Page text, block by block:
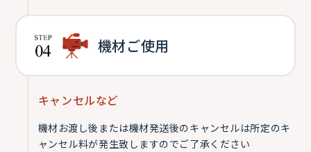
機材ご使用
キャンセルなど
機材お渡し後または機材発送後のキャンセルは所定のキ
ャンセル料が発生致しますのでご了承ください